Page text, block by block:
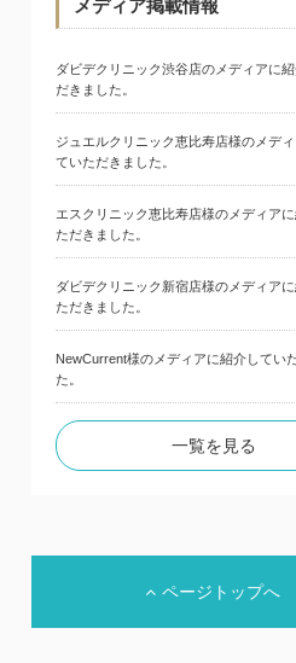
メディア掲載情報
ダビデクリニック渋谷店のメディアに
だきました。
ジュエルクリニック恵比寿店様のメデ
ていただきました。
エスクリニック恵比寿店様のメディア
ただきました。
ダビデクリニック新宿店様のメディア
ただきました。
NewCurrent様のメディアに紹介してい
た。
一覧を見る
ページトップへ